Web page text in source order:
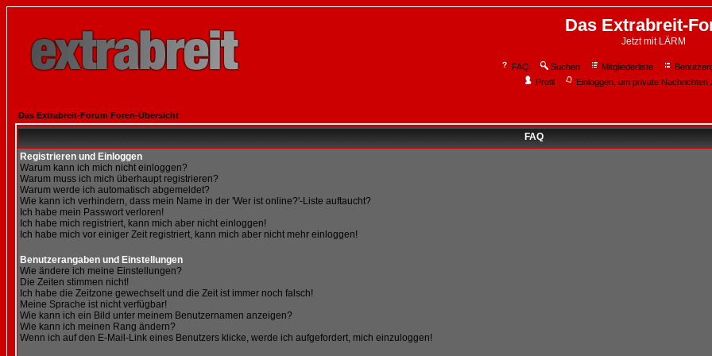
Das Extrabreit-
Jetzt mit LÄRM
FAQ Suchen Mitgliederliste
Profil
Einloggen, um private Nachrichten
Das Extrabreit-Forum Foren-Übersicht
FAQ
Registrieren und Einloggen
Warum kann ich mich nicht einloggen?
Warum muss ich mich überhaupt registrieren?
Warum werde ich automatisch abgemeldet?
Wie kann ich verhindern, dass mein Name in der 'Wer ist online?'-Liste auftaucht?
Ich habe mein Passwort verloren!
Ich habe mich registriert, kann mich aber nicht einloggen!
Ich habe mich vor einiger Zeit registriert, kann mich aber nicht mehr einloggen!
Benutzerangaben und Einstellungen
Wie ändere ich meine Einstellungen?
Die Zeiten stimmen nicht!
Ich habe die Zeitzone gewechselt und die Zeit ist immer noch falsch!
Meine Sprache ist nicht verfügbar!
Wie kann ich ein Bild unter meinem Benutzernamen anzeigen?
Wie kann ich meinen Rang ändern?
Wenn ich auf den E-Mail-Link eines Benutzers klicke, werde ich aufgefordert, mich einzuloggen!